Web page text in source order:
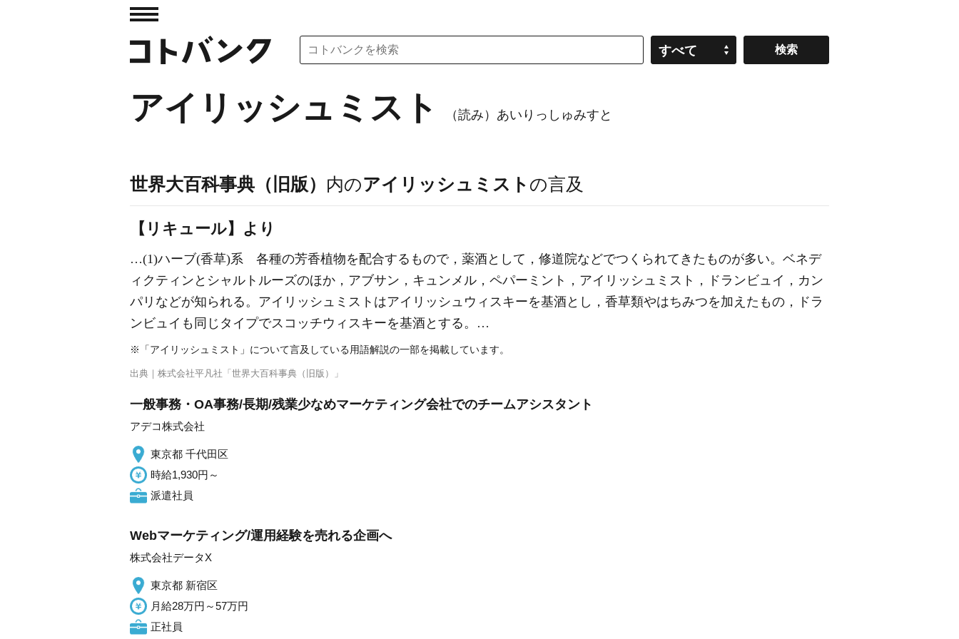
すべて
アイリッシュミスト （読み）あいりっしゅみすと
世界大百科事典（旧版） 内のアイリッシュミスト の言及
【リキュール】より
…(1)ハーブ(香草)系 各種の芳香植物を配合するもので，薬酒として，修道院などでつくられてきたものが多い。ベネデ
ィクティンとシャルトルーズのほか， アブサン ， キュンメル ， ペパーミント ，アイリッシュミスト，ドランビュイ，カン
パリなどが知られる。アイリッシュミストはアイリッシュウィスキーを基酒とし，香草類やはちみつを加えたもの，ドラ
ンビュイも同じタイプでスコッチウィスキーを基酒とする。…
※「アイリッシュミスト」について言及している用語解説の一部を掲載しています。
出典｜ 株式会社平凡社「世界大百科事典（旧版）」
一般事務・OA事務/長期/残業少なめマーケティング会社でのチームアシスタント
アデコ株式会社
東京都 千代田区
時給1,930円～
派遣社員
Webマーケティング/運用経験を売れる企画へ
株式会社データX
東京都 新宿区
月給28万円～57万円
正社員